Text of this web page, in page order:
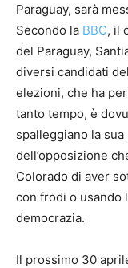
Paraguay, sarà
Secondo la BBC, il
del Paraguay,
diversi candidati
elezioni, che ha
tanto tempo, è
spalleggiano la
dell’opposizione
Colorado di aver
con frodi o usando
democrazia.
Il prossimo 30